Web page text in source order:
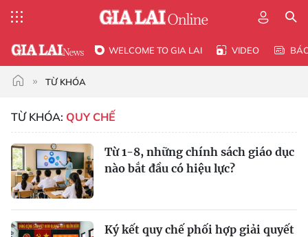
WELCOME TO GIA LAI VIDEO
TỪ KHÓA
TỪ KHÓA: QUY CHẾ
Từ 1-8, những chính sách giáo dục
nào bắt đầu có hiệu lực?
Ký kết quy chế phối hợp giải quyết